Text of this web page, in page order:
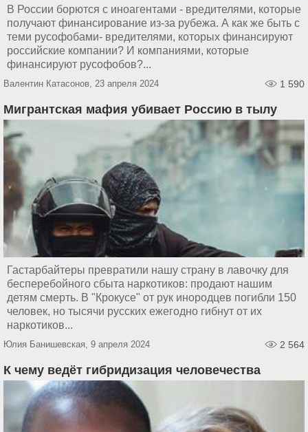
В России борются с иноагентами - вредителями, которые
получают финансирование из-за рубежа. А как же быть с
теми русофобами- вредителями, которых финансируют
российские компании? И компаниями, которые
финансируют русофобов?...
Валентин Катасонов, 23 апреля 2024 1 590
Мигрантская мафия убивает Россию в тылу
Гастарбайтеры превратили нашу страну в лавочку для
бесперебойного сбыта наркотиков: продают нашим
детям смерть. В "Крокусе" от рук инородцев погибли 150
человек, но тысячи русских ежегодно гибнут от их
наркотиков...
Юлия Банишевская, 9 апреля 2024 2 564
К чему ведёт гибридизация человечества